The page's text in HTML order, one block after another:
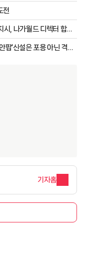
전
시, 나가월드 디렉터 합의
'신설은 포용 아닌 격리"
기자홈